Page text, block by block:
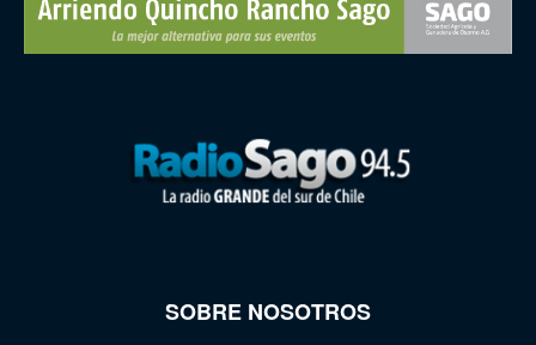
SOBRE NOSOTROS